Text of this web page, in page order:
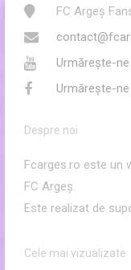
FC Argeș
Urmărește-
Urmărește-
Despre noi
Fcarges.ro este un
FC Argeș.
Este realizat de
Cele mai vizualizate